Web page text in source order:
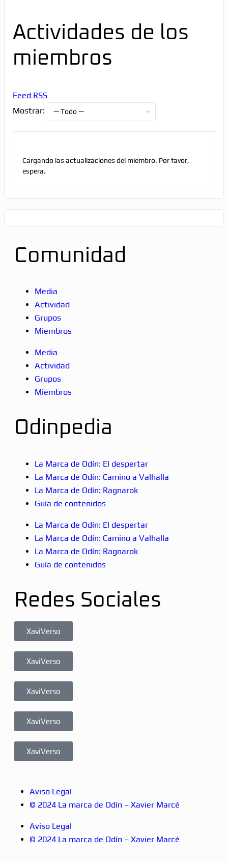
Actividades de los
miembros
Feed RSS
Mostrar:
Cargando las actualizaciones del miembro. Por favor,
espera.
Comunidad
Media
Actividad
Grupos
Miembros
Media
Actividad
Grupos
Miembros
Odinpedia
La Marca de Odín: El despertar
La Marca de Odín: Camino a Valhalla
La Marca de Odín: Ragnarok
Guía de contenidos
La Marca de Odín: El despertar
La Marca de Odín: Camino a Valhalla
La Marca de Odín: Ragnarok
Guía de contenidos
Redes Sociales
XaviVerso
XaviVerso
XaviVerso
XaviVerso
XaviVerso
Aviso Legal
© 2024 La marca de Odín – Xavier Marcé
Aviso Legal
© 2024 La marca de Odín – Xavier Marcé